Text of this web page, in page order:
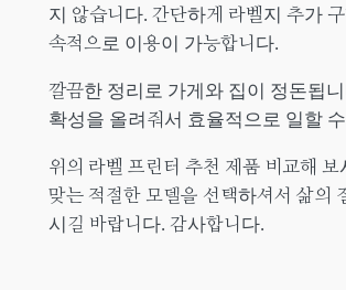
지 않습니다. 간단하게 라벨지 추가 구
속적으로 이용이 가능합니다.
깔끔한 정리로 가게와 집이 정돈됩
확성을 올려줘서 효율적으로 일할
위의 라벨 프린터 추천 제품 비교해 보
맞는 적절한 모델을 선택하셔서 삶의
시길 바랍니다. 감사합니다.